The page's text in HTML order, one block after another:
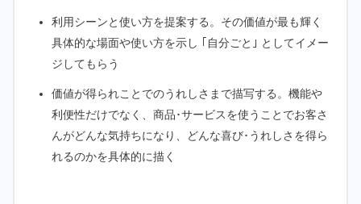
利用シーンと使い方を提案する。その価値が最も輝く
具体的な場面や使い方を示し ｢自分ごと｣ としてイメー
ジしてもらう
価値が得られことでのうれしさまで描写する。機能や
利便性だけでなく、商品･サービスを使うことでお客さ
んがどんな気持ちになり、どんな喜び･うれしさを得ら
れるのかを具体的に描く